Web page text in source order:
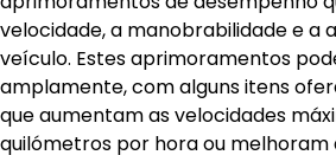
velocidade, a manobrabilidade e a
veículo. Estes aprimoramentos
amplamente, com alguns itens
que aumentam as velocidades
quilómetros por hora ou melhoram